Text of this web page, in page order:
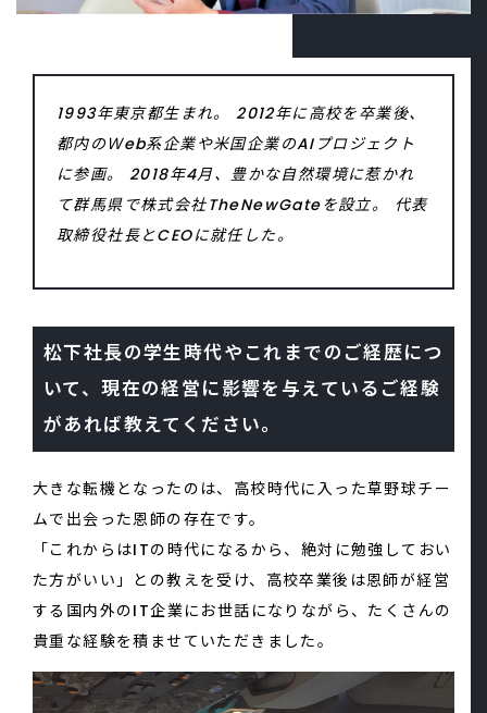
1993年東京都生まれ。 2012年に高校を卒業後、
都内のＷeb系企業や米国企業のAIプロジェクト
に参画。 2018年4月、豊かな自然環境に惹かれ
て群馬県で株式会社TheNewGateを設立。 代表
取締役社長とCEOに就任した。
松下社長の学生時代やこれまでのご経歴につ
いて、現在の経営に影響を与えているご経験
があれば教えてください。
大きな転機となったのは、高校時代に入った草野球チー
ムで出会った恩師の存在です。
「これからはITの時代になるから、絶対に勉強しておい
た方がいい」との教えを受け、高校卒業後は恩師が経営
する国内外のIT企業にお世話になりながら、たくさんの
貴重な経験を積ませていただきました。